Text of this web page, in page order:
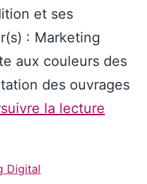
et ses
: Marketing
aux couleurs des
des ouvrages
la lecture
Digital